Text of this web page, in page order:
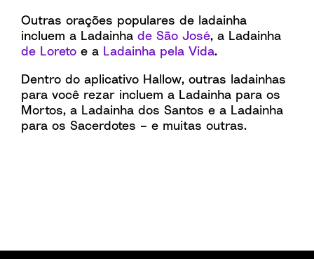
Outras orações populares de ladainha
incluem a Ladainha de São José, a Ladainha
de Loreto e a Ladainha pela Vida.
Dentro do aplicativo Hallow, outras ladainhas
para você rezar incluem a Ladainha para os
Mortos, a Ladainha dos Santos e a Ladainha
para os Sacerdotes – e muitas outras.